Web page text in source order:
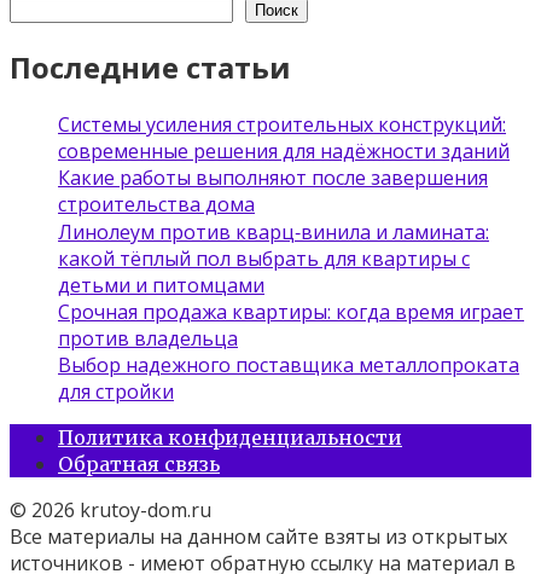
Поиск
Последние статьи
Системы усиления строительных конструкций:
современные решения для надёжности зданий
Какие работы выполняют после завершения
строительства дома
Линолеум против кварц‑винила и ламината:
какой тёплый пол выбрать для квартиры с
детьми и питомцами
Срочная продажа квартиры: когда время играет
против владельца
Выбор надежного поставщика металлопроката
для стройки
Политика конфиденциальности
Обратная связь
© 2026 krutoy-dom.ru
Все материалы на данном сайте взяты из открытых
источников - имеют обратную ссылку на материал в